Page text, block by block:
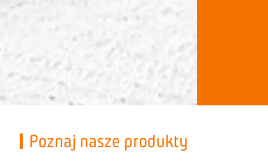
Poznaj nasze produkty